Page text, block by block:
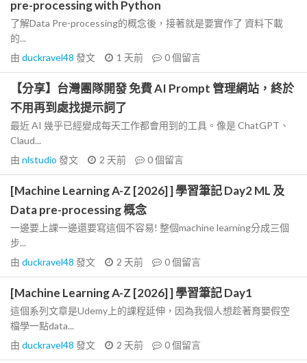
pre-processing with Python
了解Data Pre-processing的概念後，接著就是要實作了 資料下載
的...
由 duckravel48 發文 1 天前 0個留言
【分享】台灣團隊開發 免費 AI Prompt 管理網站，終於
不用再到處找提示詞了
最近 AI 幾乎已經變成每天工作都會用到的工具。像是 ChatGPT、
Claud...
由 nlstudio 發文 2 天前 0個留言
[Machine Learning A-Z [2026] ] 學習筆記 Day2 ML 及
Data pre-processing 概念
一邊要上課一邊還要寫這個不容易! 整個machine learning分成三個
步...
由 duckravel48 發文 2 天前 0個留言
[Machine Learning A-Z [2026] ] 學習筆記 Day1
這個系列文章是Udemy上的課程延伸，因為我個人想趁著育嬰假空
檔學一點data...
由 duckravel48 發文 2 天前 0個留言